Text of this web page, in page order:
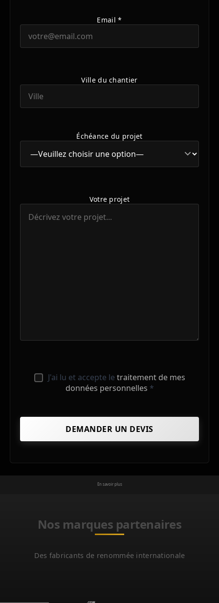
Email *
Ville du chantier
Échéance du projet
Votre projet
J'ai lu et accepte le traitement de mes
données personnelles *
En savoir plus
Nos marques partenaires
Des fabricants de renommée internationale